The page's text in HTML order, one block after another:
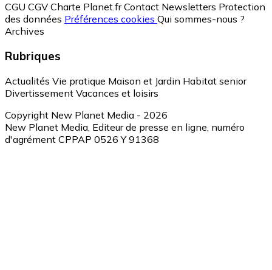
CGU CGV Charte Planet.fr Contact Newsletters Protection
des données Préférences cookies Qui sommes-nous ?
Archives
Rubriques
Actualités Vie pratique Maison et Jardin Habitat senior
Divertissement Vacances et loisirs
Copyright New Planet Media - 2026
New Planet Media, Editeur de presse en ligne, numéro
d'agrément CPPAP 0526 Y 91368